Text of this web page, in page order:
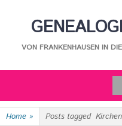
VON FRANKENHAUSEN IN
Skip
to
Home » Posts tagged